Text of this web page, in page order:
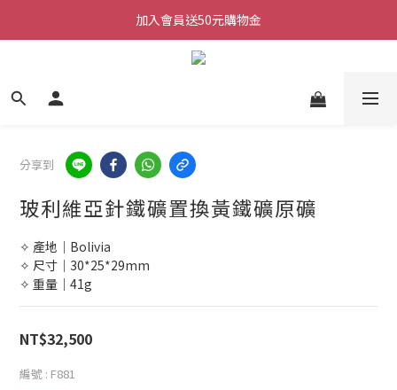
加入會員送50元購物金
加入會員送50元購物金
每週三/四/五 20:30 IG直播
分享到
玻利維亞針鐵礦置換黃鐵礦原礦
✧ 產地｜Bolivia
✧ 尺寸｜30*25*29mm
✧ 重量｜41g
NT$32,500
編號 : F881